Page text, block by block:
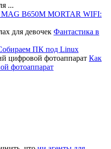
MAG B650M MORTAR WIFI:
Фантастика в
ПК под Linux
Как
фотоаппарат